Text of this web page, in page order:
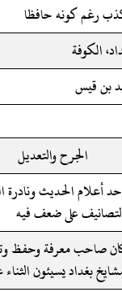
رغم كونه حافظا
الكوفة
بن قيس
الجرح والتعديل
أعلام الحديث
على ضعف فيه
صاحب معرفة وحفظ
بغداد يسيئون